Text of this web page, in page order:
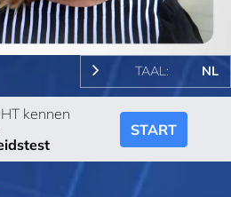
Video
TAAL: NL
kennen
START